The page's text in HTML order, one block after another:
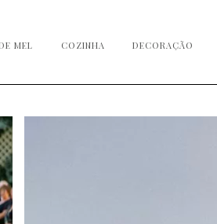
MEL COZINHA DECORAÇÃO